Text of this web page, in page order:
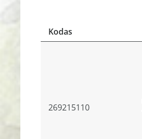
Kodas
269215110